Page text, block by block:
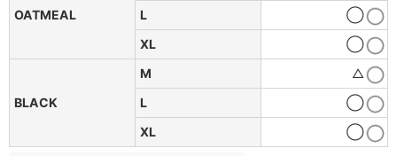
OATMEAL
L
◯
XL
◯
BLACK
M
△
L
◯
XL
◯